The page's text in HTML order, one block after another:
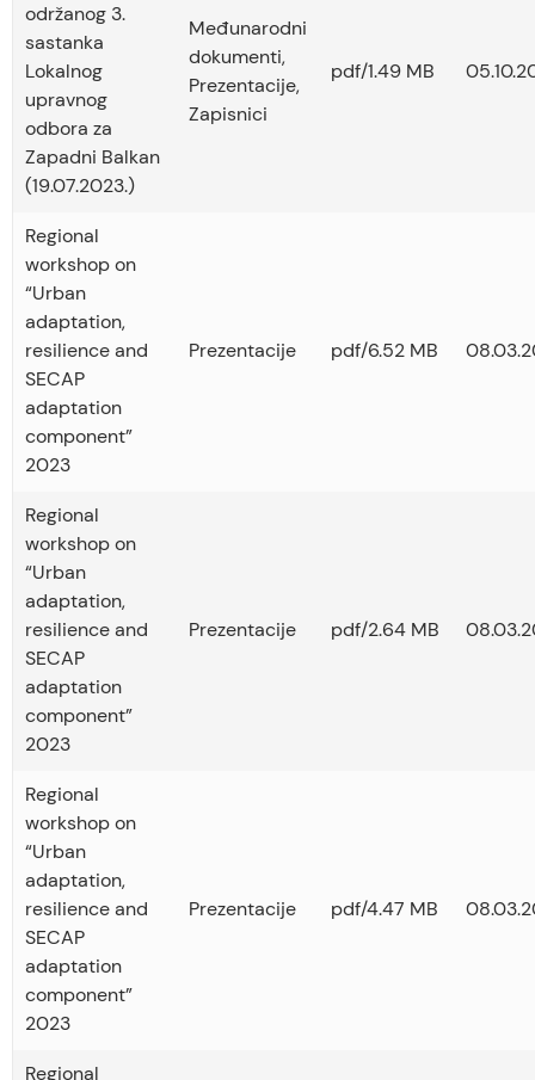
održanog 3.
sastanka
Lokalnog
upravnog
odbora za
Zapadni Balkan
(19.07.2023.)
Međunarodni
dokumenti,
Prezentacije,
Zapisnici
pdf/1.49 MB
Regional
workshop on
“Urban
adaptation,
resilience and
SECAP
adaptation
component”
2023
Prezentacije pdf/6.52 MB
Regional
workshop on
“Urban
adaptation,
resilience and
SECAP
adaptation
component”
2023
Prezentacije pdf/2.64 MB
Regional
workshop on
“Urban
adaptation,
resilience and
SECAP
adaptation
component”
2023
Prezentacije pdf/4.47 MB
Regional